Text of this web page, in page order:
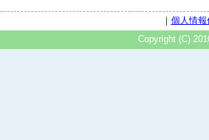
｜ 個人情
Copyright (C)